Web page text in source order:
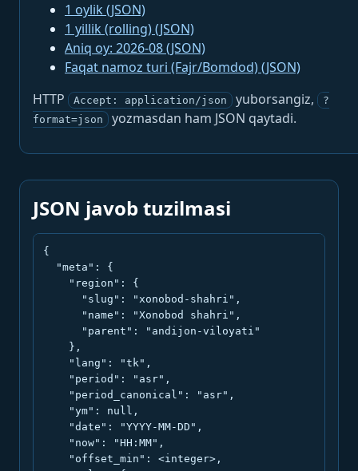
1 oylik (JSON)
1 yillik (rolling) (JSON)
Aniq oy: 2026-08 (JSON)
Faqat namoz turi (Fajr/Bomdod) (JSON)
HTTP
Accept: application/json yuborsangiz,
?
format=json
yozmasdan ham JSON qaytadi.
JSON javob tuzilmasi
{
  "meta": {
    "region": {
      "slug": "xonobod-shahri",
      "name": "Xonobod shahri",
      "parent": "andijon-viloyati"
    },
    "lang": "tk",
    "period": "asr",
    "period_canonical": "asr",
    "ym": null,
    "date": "YYYY-MM-DD",
    "now": "HH:MM",
    "offset_min": <integer>,